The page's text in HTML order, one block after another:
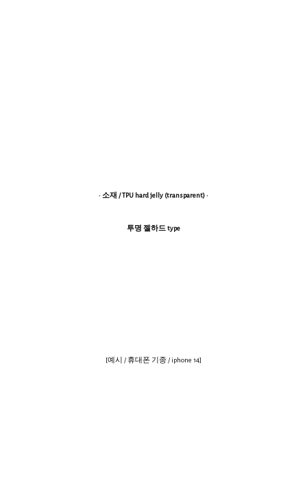
· 소재 / TPU hard jelly (transparent) ·
투명 젤하드 type
[예시 / 휴대폰 기종 / iphone 14]